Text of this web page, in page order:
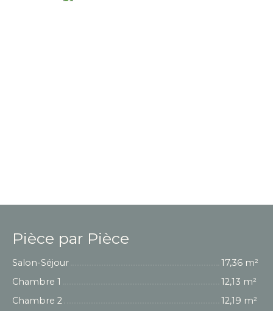
Pièce par Pièce
Salon-Séjour
17,36 m²
Chambre 1
12,13 m²
Chambre 2
12,19 m²